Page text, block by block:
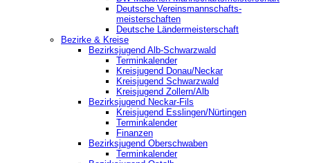
Deutsche Vereinsmannschafts-
meisterschaften
Deutsche Ländermeisterschaft
Bezirke & Kreise
Bezirksjugend Alb-Schwarzwald
Terminkalender
Kreisjugend Donau/Neckar
Kreisjugend Schwarzwald
Kreisjugend Zollern/Alb
Bezirksjugend Neckar-Fils
Kreisjugend ‎Esslingen/Nürtingen
Terminkalender
Finanzen
Bezirksjugend Oberschwaben
Terminkalender